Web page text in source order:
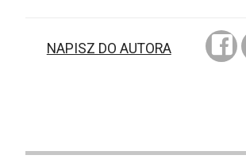
NAPISZ DO AUTORA